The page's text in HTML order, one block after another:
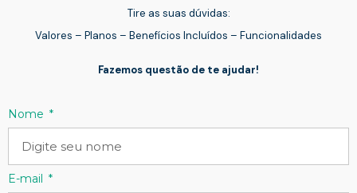
Tire as suas dúvidas:
Valores – Planos – Benefícios Incluídos – Funcionalidades
Fazemos questão de te ajudar!
Nome
E-mail